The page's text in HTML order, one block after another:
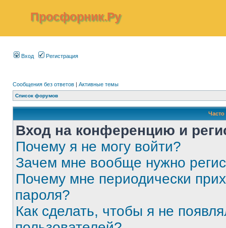
Просфорник.Ру
Вход Регистрация
Сообщения без ответов | Активные темы
Список форумов
Вход на конференцию и
Почему я не могу войти?
Зачем мне вообще нужно
Почему мне периодически
пароля?
Как сделать, чтобы я не